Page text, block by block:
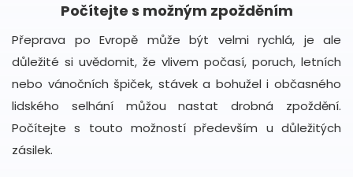
Počítejte s možným zpožděním
Přeprava po Evropě může být velmi rychlá, je ale
důležité si uvědomit, že vlivem počasí, poruch, letních
nebo vánočních špiček, stávek a bohužel i občasného
lidského selhání můžou nastat drobná zpoždění.
Počítejte s touto možností především u důležitých
zásilek.